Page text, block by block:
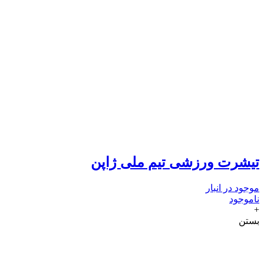
تیشرت ورزشی تیم ملی ژاپن
موجود در انبار
ناموجود
+
بستن